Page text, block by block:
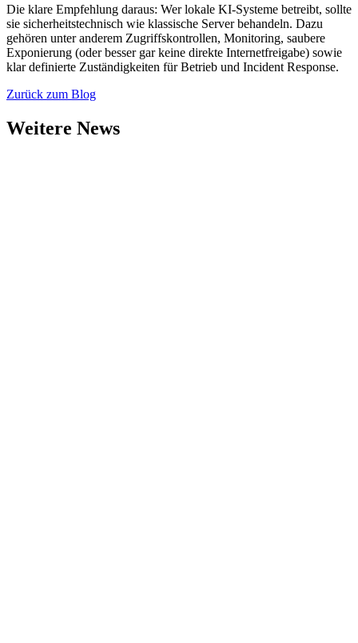
Die klare Empfehlung daraus: Wer lokale KI-Systeme betreibt, sollte
sie sicherheitstechnisch wie klassische Server behandeln. Dazu
gehören unter anderem Zugriffskontrollen, Monitoring, saubere
Exponierung (oder besser gar keine direkte Internetfreigabe) sowie
klar definierte Zuständigkeiten für Betrieb und Incident Response.
Zurück zum Blog
Weitere News